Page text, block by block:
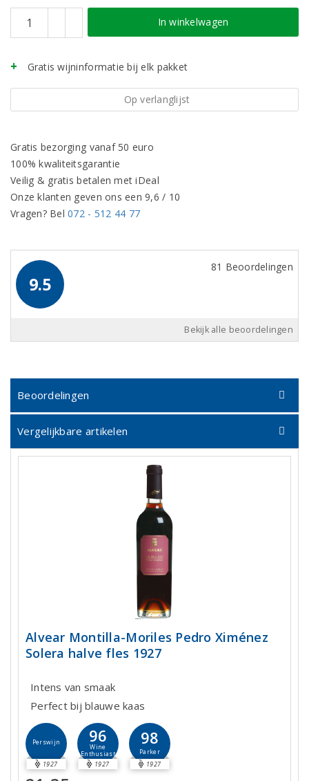
In winkelwagen
Gratis wijninformatie bij elk pakket
Op verlanglijst
Gratis bezorging vanaf 50 euro
100% kwaliteitsgarantie
Veilig & gratis betalen met iDeal
Onze klanten geven ons een 9,6 / 10
Vragen? Bel072 - 512 44 77
9.5
81 Beoordelingen
Bekijk alle beoordelingen
Beoordelingen
Vergelijkbare artikelen
Alvear Montilla-Moriles Pedro Ximénez
Solera halve fles 1927
Intens van smaak
Perfect bij blauwe kaas
Perswijn
1927
96
Wine
Enthusiast
1927
98
Parker
1927